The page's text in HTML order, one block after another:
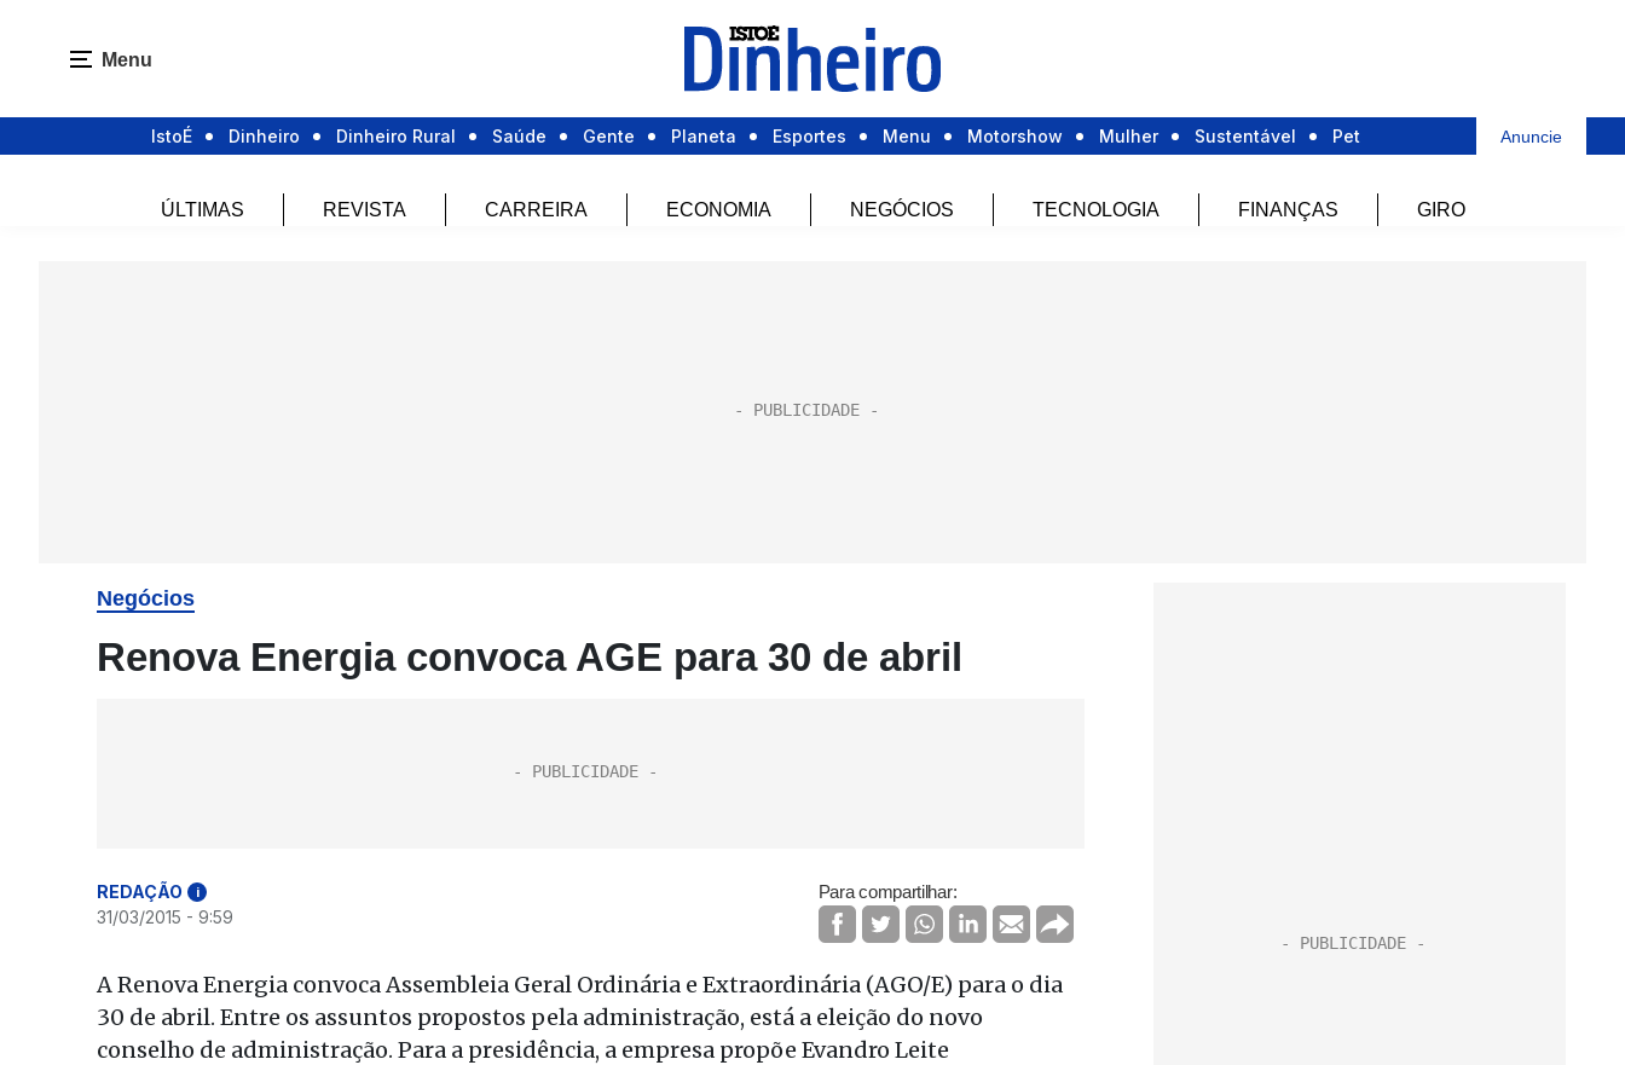
Menu
IstoÉ Dinheiro Dinheiro Rural Saúde Gente Planeta Esportes Menu Motorshow Mulher Sustentável Pet Anuncie
ÚLTIMAS REVISTA CARREIRA ECONOMIA NEGÓCIOS TECNOLOGIA FINANÇAS GIRO
Negócios
Renova Energia convoca AGE para 30 de abril
REDAÇÃO i
31/03/2015 - 9:59
Para compartilhar:
A Renova Energia convoca Assembleia Geral Ordinária e Extraordinária (AGO/E) para o dia
30 de abril. Entre os assuntos propostos pela administração, está a eleição do novo
conselho de administração. Para a presidência, a empresa propõe Evandro Leite